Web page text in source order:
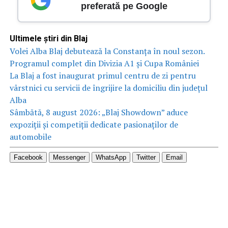
preferată pe Google
Ultimele știri din Blaj
Volei Alba Blaj debutează la Constanța în noul sezon.
Programul complet din Divizia A1 și Cupa României
La Blaj a fost inaugurat primul centru de zi pentru
vârstnici cu servicii de îngrijire la domiciliu din județul
Alba
Sâmbătă, 8 august 2026: „Blaj Showdown” aduce
expoziții și competiții dedicate pasionaților de
automobile
Facebook Messenger WhatsApp Twitter Email